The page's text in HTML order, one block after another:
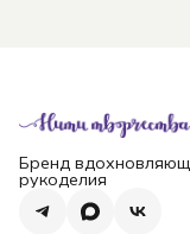
Бренд
рукоделия